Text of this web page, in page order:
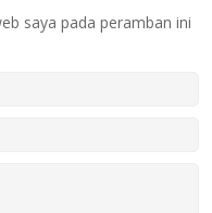
saya pada peramban ini